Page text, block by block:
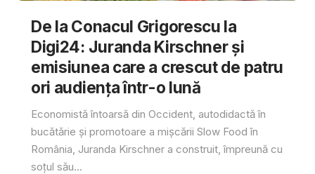
De la Conacul Grigorescu la
Digi24: Juranda Kirschner și
emisiunea care a crescut de patru
ori audiența într-o lună
Economistă întoarsă din Occident, autodidactă în
bucătărie și promotoare a mișcării Slow Food în
România, Juranda Kirschner a construit, împreună cu
soțul său...